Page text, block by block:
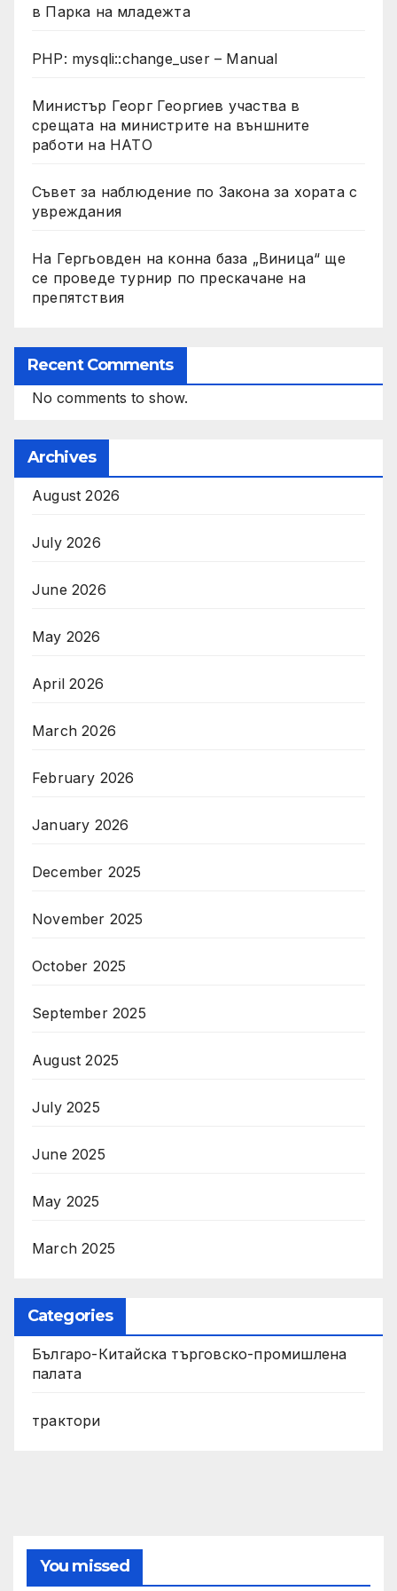
в Парка на младежта
PHP: mysqli::change_user – Manual
Министър Георг Георгиев участва в
срещата на министрите на външните
работи на НАТО
Съвет за наблюдение по Закона за хората с
увреждания
На Гергьовден на конна база „Виница“ ще
се проведе турнир по прескачане на
препятствия
Recent Comments
No comments to show.
Archives
August 2026
July 2026
June 2026
May 2026
April 2026
March 2026
February 2026
January 2026
December 2025
November 2025
October 2025
September 2025
August 2025
July 2025
June 2025
May 2025
March 2025
Categories
Българо-Китайска търговско-промишлена
палата
трактори
You missed